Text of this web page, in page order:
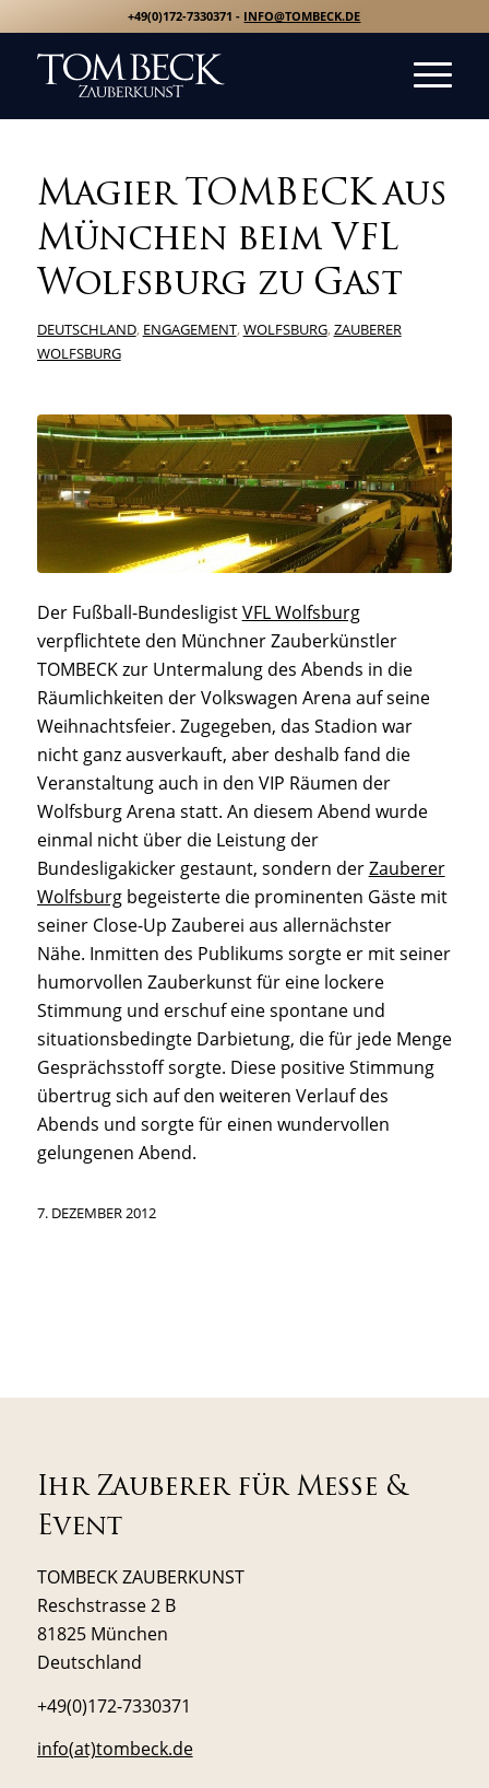
+49(0)172-7330371 - INFO@TOMBECK.DE
Magier TOMBECK aus
München beim VFL
Wolfsburg zu Gast
DEUTSCHLAND, ENGAGEMENT,WOLFSBURG,ZAUBERER
WOLFSBURG
Der Fußball-BundesligistVFL Wolfsburg
verpflichtete den Münchner Zauberkünstler
TOMBECKzur Untermalung des Abends in die
Räumlichkeiten der Volkswagen Arena auf seine
Weihnachtsfeier. Zugegeben, das Stadion war
nicht ganz ausverkauft, aber deshalb fand die
Veranstaltung auch in den VIP Räumen der
Wolfsburg Arena statt. An diesem Abend wurde
einmal nicht über die Leistung der
Bundesligakicker gestaunt, sondern derZauberer
Wolfsburgbegeisterte die prominenten Gäste mit
seiner Close-Up Zauberei aus allernächster
Nähe. Inmitten des Publikums sorgte er mit seiner
humorvollen Zauberkunst für eine lockere
Stimmung und erschuf eine spontane und
situationsbedingte Darbietung, die für jede Menge
Gesprächsstoff sorgte. Diese positive Stimmung
übertrug sich auf den weiteren Verlauf des
Abends und sorgte für einen wundervollen
gelungenen Abend.
7. DEZEMBER 2012
Ihr Zauberer für Messe &
Event
TOMBECK ZAUBERKUNST
Reschstrasse 2 B
81825 München
Deutschland
+49(0)172-7330371
info(at)tombeck.de